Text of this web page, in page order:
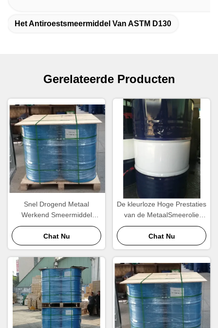
Het Antiroestsmeermiddel Van ASTM D130
Gerelateerde Producten
Snel Drogend Metaal
Werkend Smeermiddel
Antiroest
Chat Nu
De kleurloze Hoge Prestaties
van de MetaalSmeerolie
voor Airconditioners
Chat Nu